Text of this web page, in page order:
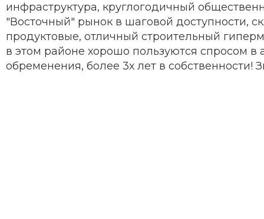
инфраструктура, круглогодичный
"Восточный" рынок в шаговой доступности,
продуктовые, отличный строительный
в этом районе хорошо пользуются спросом в
обременения, более 3х лет в собственности!